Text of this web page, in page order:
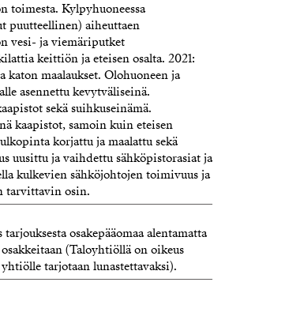
toimesta. Kylpyhuoneessa
puutteellinen) aiheuttaen
vesi- ja viemäriputket
keittiön ja eteisen osalta. 2021:
maalaukset. Olohuoneen ja
asennettu kevytväliseinä.
sekä suihkuseinämä.
kaapistot, samoin kuin eteisen
korjattu ja maalattu sekä
uusittu ja vaihdettu sähköpistorasiat ja
kulkevien sähköjohtojen toimivuus ja
tarvittavin osin.
osakepääomaa alentamatta
(Taloyhtiöllä on oikeus
tarjotaan lunastettavaksi).